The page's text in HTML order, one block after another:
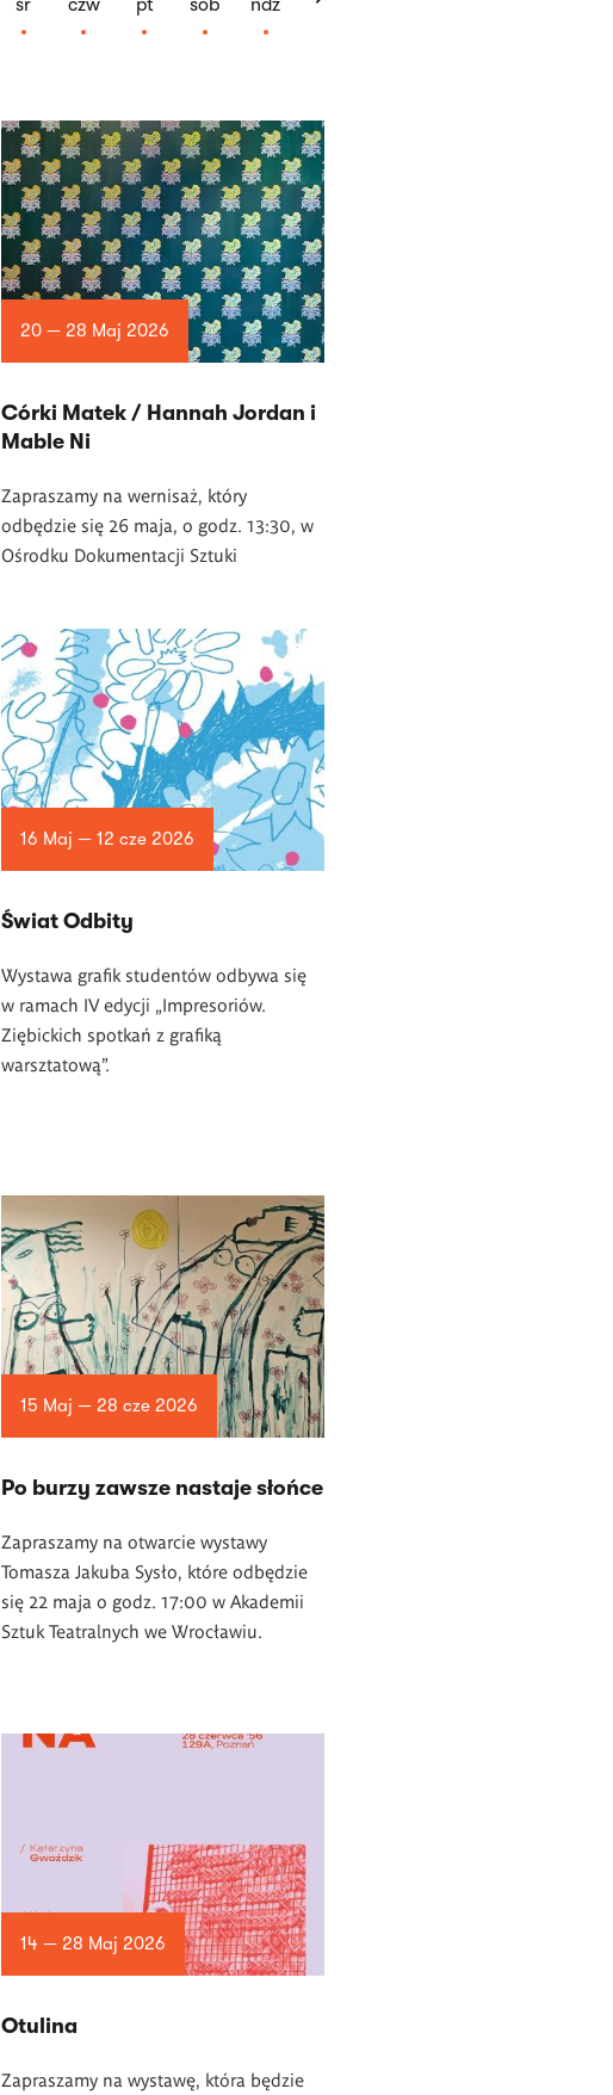
śr
czw
pt
sob
ndz
20 — 28 Maj 2026
Córki Matek / Hannah Jordan i
Mable Ni
Zapraszamy na wernisaż, który
odbędzie się 26 maja, o godz. 13:30, w
Ośrodku Dokumentacji Sztuki
16 Maj — 12 cze 2026
Świat Odbity
Wystawa grafik studentów odbywa się
w ramach IV edycji „Impresoriów.
Ziębickich spotkań z grafiką
warsztatową”.
15 Maj — 28 cze 2026
Po burzy zawsze nastaje słońce
Zapraszamy na otwarcie wystawy
Tomasza Jakuba Sysło, które odbędzie
się 22 maja o godz. 17:00 w Akademii
Sztuk Teatralnych we Wrocławiu.
14 — 28 Maj 2026
Otulina
Zapraszamy na wystawę, która będzie